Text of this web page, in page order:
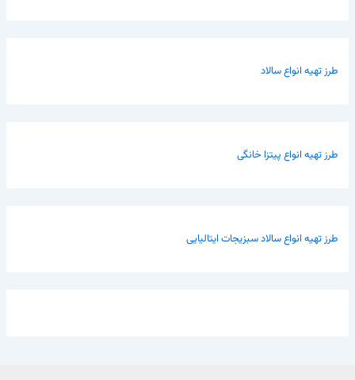
طرز تهیه انواع سالاد
طرز تهیه انواع پیتزا خانگی
طرز تهیه انواع سالاد سبزیجات ایتالیایی